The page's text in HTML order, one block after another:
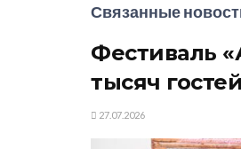
Связанные
Фестиваль
тысяч
27.07.2026